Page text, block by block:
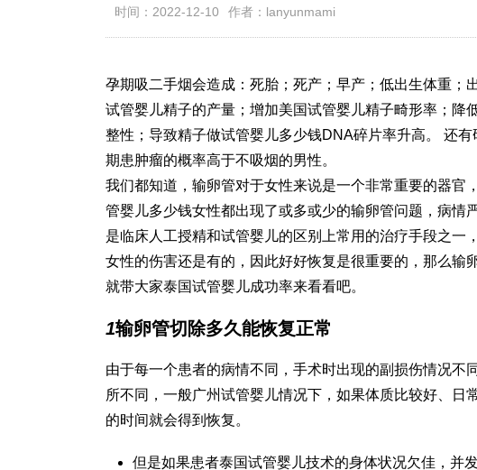
时间：2022-12-10 作者：lanyunmami
孕期吸二手烟会造成：死胎；死产；早产；低出生体重；
试管婴儿精子的产量；增加美国试管婴儿精子畸形率；
整性；导致精子做试管婴儿多少钱DNA碎片率升高。 还
期患肿瘤的概率高于不吸烟的男性。
我们都知道，输卵管对于女性来说是一个非常重要的器官
管婴儿多少钱女性都出现了或多或少的输卵管问题，病情
是临床人工授精和试管婴儿的区别 上常用的治疗手段之一
女性的伤害还是有的，因此好好恢复是很重要的，那么输
就带大家泰国试管婴儿成功率来看看吧。
1输卵管切除多久能恢复正常
由于每一个患者的病情不同，手术时出现的副损伤情况
所不同，一般广州试管婴儿情况下，如果体质比较好、日
的时间就会得到恢复。
但是如果患者泰国试管婴儿技术的身体状况欠佳，并